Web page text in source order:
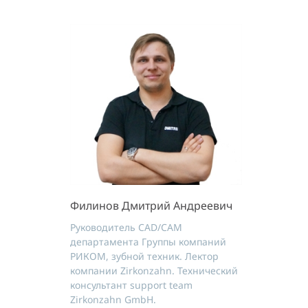
Филинов Дмитрий Андреевич
Руководитель CAD/CAM
департамента Группы компаний
РИКОМ, зубной техник. Лектор
компании Zirkonzahn. Технический
консультант support team
Zirkonzahn GmbH.